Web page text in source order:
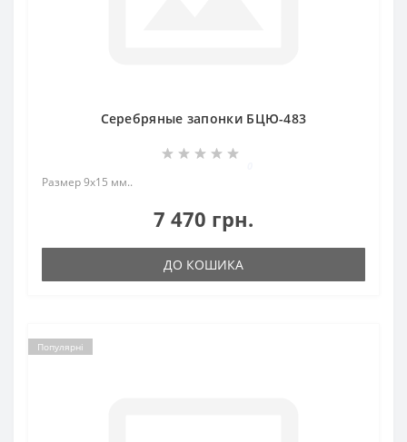
Серебряные запонки БЦЮ-483
Размер 9х15 мм..
7 470 грн.
ДО КОШИКА
Популярні